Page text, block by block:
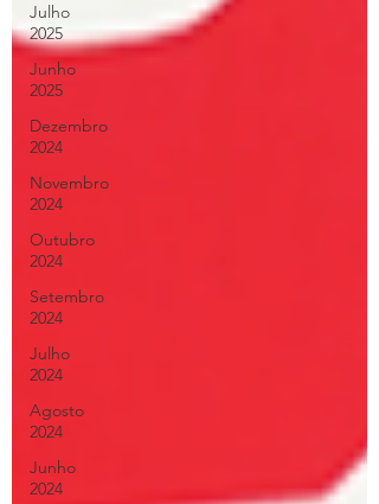
Julho
2025
Junho
2025
Dezembro
2024
Novembro
2024
Outubro
2024
Setembro
2024
Julho
2024
Agosto
2024
Junho
2024